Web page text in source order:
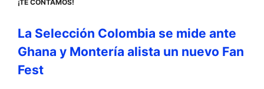
¡TE CONTAMOS!
La Selección Colombia se mide ante
Ghana y Montería alista un nuevo Fan
Fest